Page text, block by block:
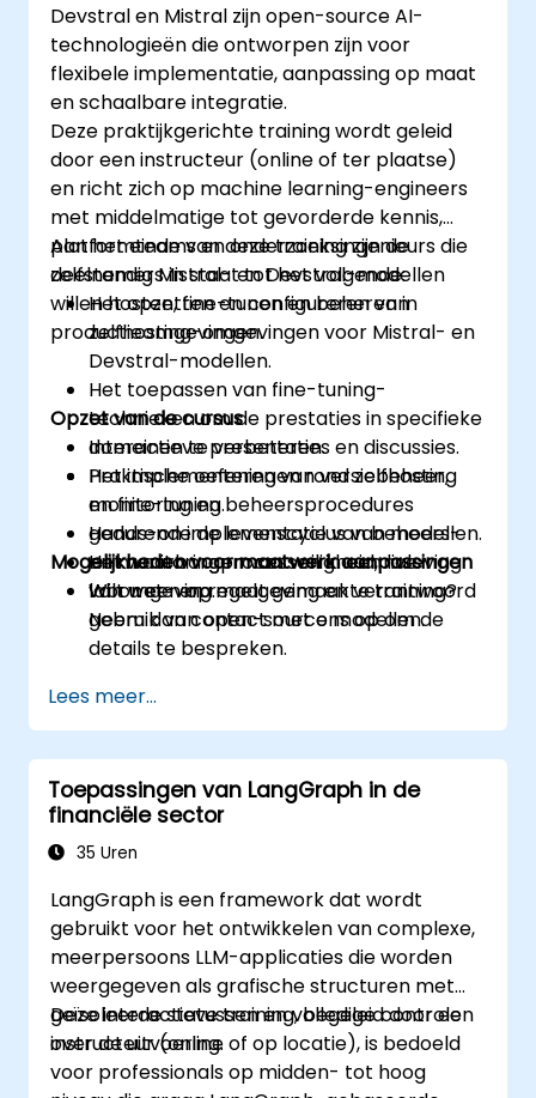
Devstral en Mistral zijn open-source AI-
technologieën die ontworpen zijn voor
flexibele implementatie, aanpassing op maat
en schaalbare integratie.
Deze praktijkgerichte training wordt geleid
door een instructeur (online of ter plaatse)
en richt zich op machine learning-engineers
met middelmatige tot gevorderde kennis,
platformteams en onderzoeksingenieurs die
zelfstandig Mistral- en Devstral-modellen
willen hosten, fine-tunen en beheren in
productieomgevingen.
Aan het einde van deze training zijn de
deelnemers in staat tot het volgende:
Het opzetten en configureren van
zelfhosting-omgevingen voor Mistral- en
Devstral-modellen.
Het toepassen van fine-tuning-
technieken om de prestaties in specifieke
domeinen te verbeteren.
Het implementeren van versiebeheer,
monitoring en beheersprocedures
gedurende de levenscyclus van modellen.
Het waarborgen van veiligheid, naleving
van wet- en regelgeving en verantwoord
gebruik van open-source modellen.
Opzet van de cursus
Interactieve presentaties en discussies.
Praktische oefeningen rond zelfhosting
en fine-tuning.
Hands-on implementatie van beheers-
en monitoringprocessen in een live-
labomgeving.
Mogelijkheden voor maatwerk aanpassingen
Wilt u een op maat gemaakte training?
Neem dan contact met ons op om de
details te bespreken.
Lees meer...
Toepassingen van LangGraph in de
financiële sector
35 Uren
LangGraph is een framework dat wordt
gebruikt voor het ontwikkelen van complexe,
meerpersoons LLM-applicaties die worden
weergegeven als grafische structuren met
geïsoleerde statussen en volledige controle
over de uitvoering.
Deze interactieve training, begeleid door een
instructeur (online of op locatie), is bedoeld
voor professionals op midden- tot hoog